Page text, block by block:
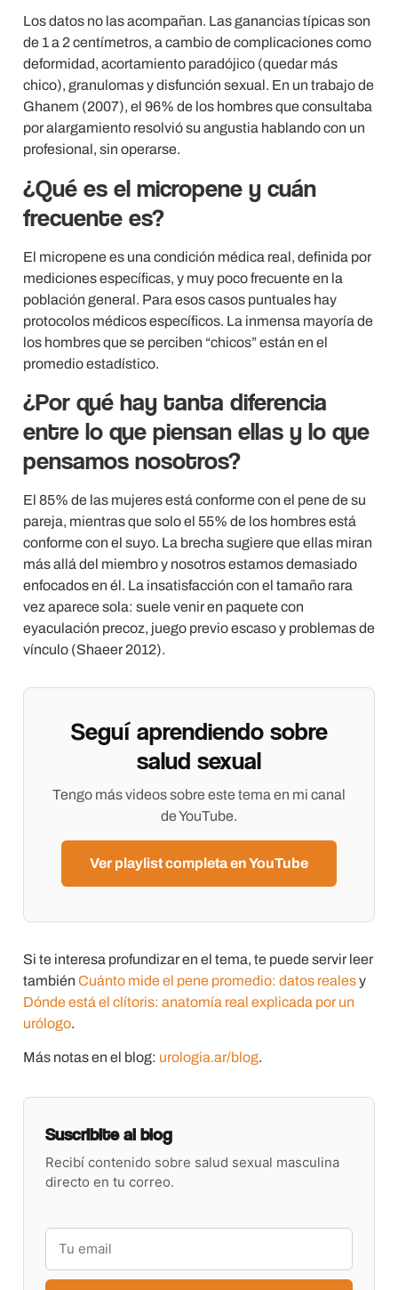
Los datos no las acompañan. Las ganancias típicas son
de 1 a 2 centímetros, a cambio de complicaciones como
deformidad, acortamiento paradójico (quedar más
chico), granulomas y disfunción sexual. En un trabajo de
Ghanem (2007), el 96% de los hombres que consultaba
por alargamiento resolvió su angustia hablando con un
profesional, sin operarse.
¿Qué es el micropene y cuán
frecuente es?
El micropene es una condición médica real, definida por
mediciones específicas, y muy poco frecuente en la
población general. Para esos casos puntuales hay
protocolos médicos específicos. La inmensa mayoría de
los hombres que se perciben “chicos” están en el
promedio estadístico.
¿Por qué hay tanta diferencia
entre lo que piensan ellas y lo que
pensamos nosotros?
El 85% de las mujeres está conforme con el pene de su
pareja, mientras que solo el 55% de los hombres está
conforme con el suyo. La brecha sugiere que ellas miran
más allá del miembro y nosotros estamos demasiado
enfocados en él. La insatisfacción con el tamaño rara
vez aparece sola: suele venir en paquete con
eyaculación precoz, juego previo escaso y problemas de
vínculo (Shaeer 2012).
Seguí aprendiendo sobre
salud sexual
Tengo más videos sobre este tema en mi canal
de YouTube.
Ver playlist completa en YouTube
Si te interesa profundizar en el tema, te puede servir leer
también Cuánto mide el pene promedio: datos realesy
Dónde está el clítoris: anatomía real explicada por un
urólogo.
Más notas en el blog: urologia.ar/blog.
Suscribite al blog
Recibí contenido sobre salud sexual masculina
directo en tu correo.